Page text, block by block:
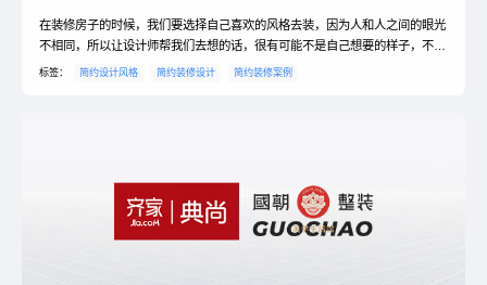
在装修房子的时候，我们要选择自己喜欢的风格去装，因为人和人之间的眼光
不相同，所以让设计师帮我们去想的话，很有可能不是自己想要的样子，不过
有的人喜欢简约的，但是不知道简约风格装修案例是怎样的，此外，简约风格
标签： 简约设计风格 简约装修设计 简约装修案例